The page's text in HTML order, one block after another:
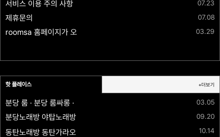
서비스 이용 주의 사항 07.23
제휴문의 07.08
03.29
핫 플레이스 +더보기
03.05
09.20
10.14